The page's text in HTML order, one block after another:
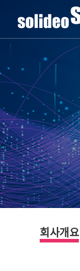
회사개요